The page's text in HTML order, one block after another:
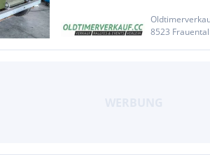
8523